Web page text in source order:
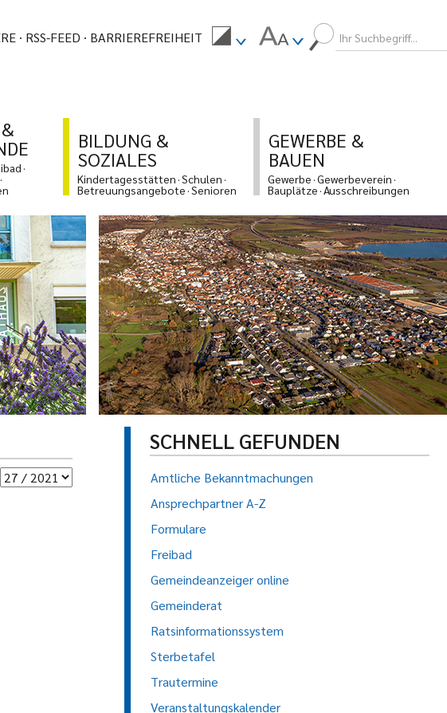
RSS-FEED BARRIEREFREIHEIT
BILDUNG &
SOZIALES
Kindertagesstätten Schulen
Betreuungsangebote Senioren
GEWERBE &
BAUEN
Gewerbe Gewerbeverein
Bauplätze Ausschreibungen
SCHNELL GEFUNDEN
Amtliche Bekanntmachungen
Ansprechpartner A-Z
Formulare
Freibad
Gemeindeanzeiger online
Gemeinderat
Ratsinformationssystem
Sterbetafel
Trautermine
Veranstaltungskalender